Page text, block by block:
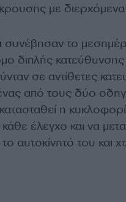
με
το
διπλής
σε αντίθετες
από τους δύο
η
έλεγχο και να
αυτοκίνητό του